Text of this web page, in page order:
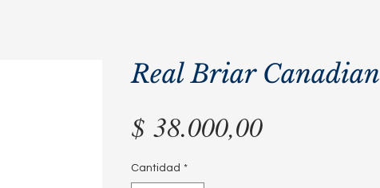
Real Briar Canadian
$ 38.000,00Precio
Cantidad *